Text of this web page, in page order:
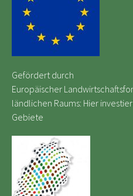
Gefördert durch
Europäischer
ländlichen Raums: Hier
Gebiete